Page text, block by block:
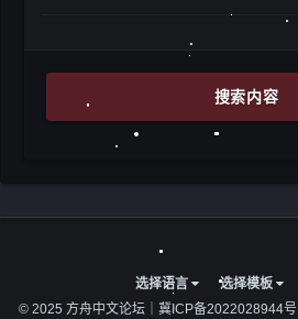
搜索内容
选择语言 选择模板
© 2025 方舟中文论坛｜ 冀ICP备2022028944号